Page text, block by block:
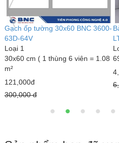
Bàn cầu 1 khối kim cương
LARTO LTBC3339
Loại 1
690 x 375 x 820 mm
3,000,000đ
4,300,000 đ